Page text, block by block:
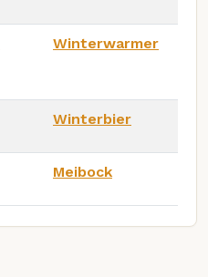
Winterwarmer
Winterbier
Meibock